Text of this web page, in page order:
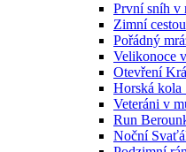
První sníh v
Zimní
Pořádný
Velikonoce
Otevření
Horská kola
Veteráni v
Run
Noční